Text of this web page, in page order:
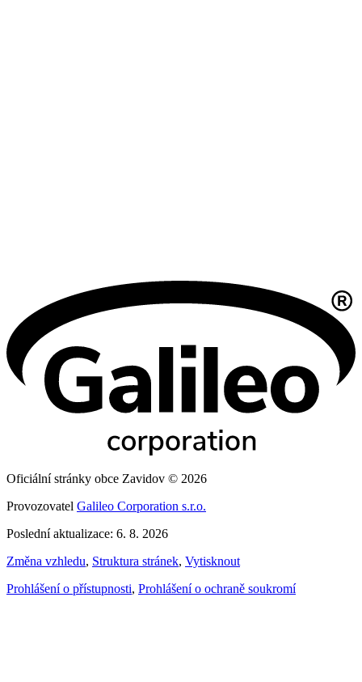
Oficiální stránky obce Zavidov © 2026
Provozovatel Galileo Corporation s.r.o.
Poslední aktualizace: 6. 8. 2026
Změna vzhledu, Struktura stránek, Vytisknout
Prohlášení o přístupnosti, Prohlášení o ochraně soukromí